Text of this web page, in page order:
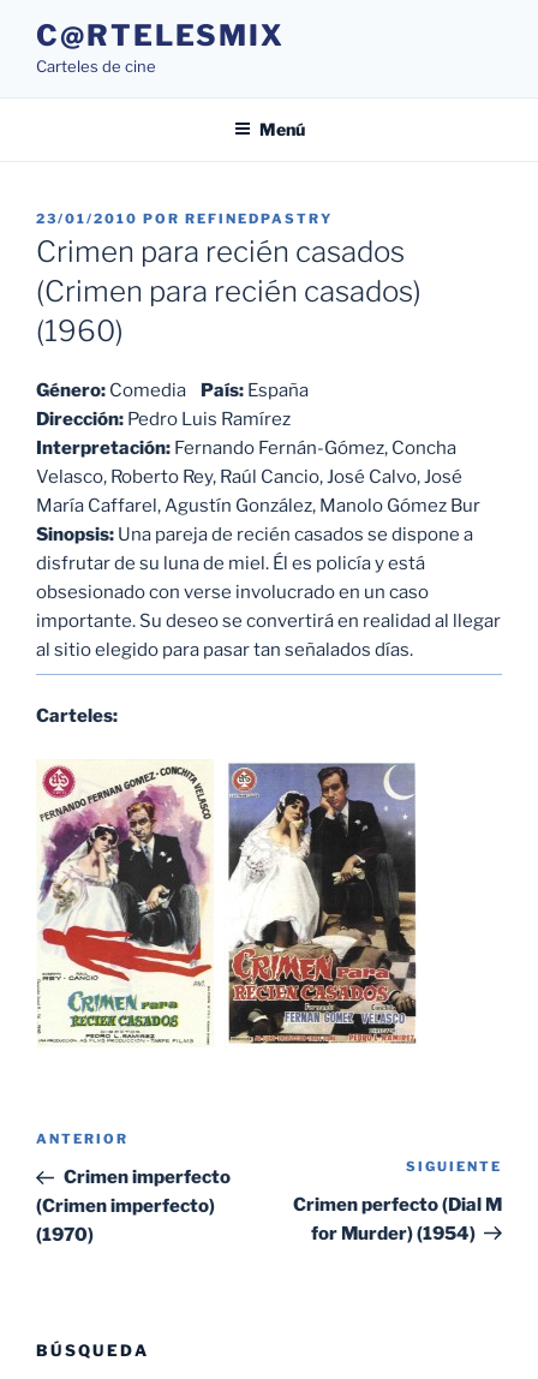
contenido
C@RTELESMIX
Carteles de cine
Menú
PUBLICADO
EL
23/01/2010 POR REFINEDPASTRY
Crimen para recién casados
(Crimen para recién casados)
(1960)
Género: Comedia País: España
Dirección: Pedro Luis Ramírez
Interpretación: Fernando Fernán-Gómez, Concha
Velasco, Roberto Rey, Raúl Cancio, José Calvo, José
María Caffarel, Agustín González, Manolo Gómez Bur
Sinopsis: Una pareja de recién casados se dispone a
disfrutar de su luna de miel. Él es policía y está
obsesionado con verse involucrado en un caso
importante. Su deseo se convertirá en realidad al llegar
al sitio elegido para pasar tan señalados días.
Carteles:
Navegación
entradas
Entrada
anterior:
ANTERIOR
Crimen imperfecto
(Crimen imperfecto)
(1970)
SIGUIENTE
Crimen perfecto (Dial M
for Murder) (1954)
BÚSQUEDA